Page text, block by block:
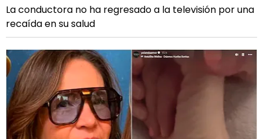
La conductora no ha regresado a la televisión por una
recaída en su salud